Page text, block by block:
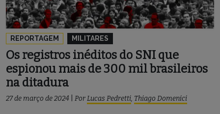
REPORTAGEM MILITARES
Os registros inéditos do SNI que
espionou mais de 300 mil brasileiros
na ditadura
27 de março de 2024 PorLucas Pedretti, Thiago Domenici